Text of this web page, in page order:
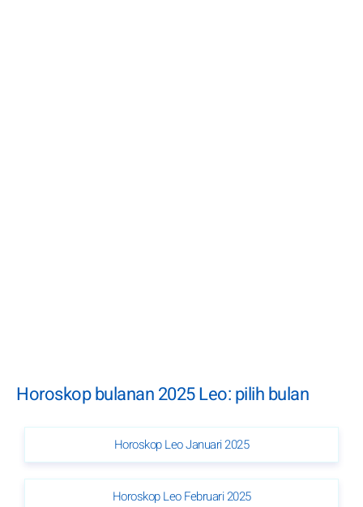
Horoskop bulanan 2025 Leo: pilih bulan
Horoskop Leo Januari 2025
Horoskop Leo Februari 2025